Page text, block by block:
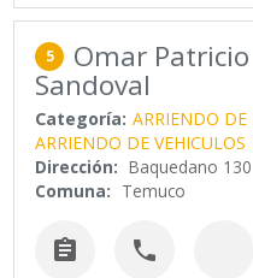
5 Omar
Sandoval
Categoría: ARRIENDO
ARRIENDO DE VEHICULOS
Dirección: Baquedano 130
Comuna: Temuco
 